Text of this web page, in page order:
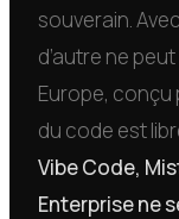
souverain.
d’autre ne
Europe, conçu
du code est
Vibe Code,
Enterprise ne